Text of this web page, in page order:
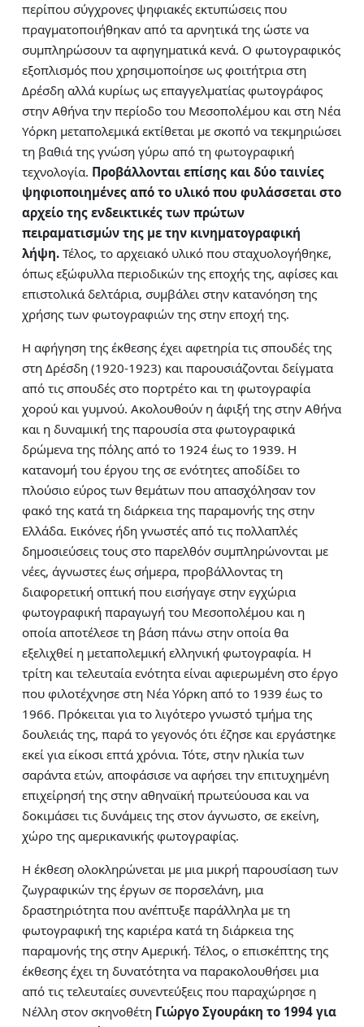
περίπου σύγχρονες ψηφιακές εκτυπώσεις που
πραγματοποιήθηκαν από τα αρνητικά της ώστε να
συμπληρώσουν τα αφηγηματικά κενά. Ο φωτογραφικός
εξοπλισμός που χρησιμοποίησε ως φοιτήτρια στη
Δρέσδη αλλά κυρίως ως επαγγελματίας φωτογράφος
στην Αθήνα την περίοδο του Μεσοπολέμου και στη Νέα
Υόρκη μεταπολεμικά εκτίθεται με σκοπό να τεκμηριώσει
τη βαθιά της γνώση γύρω από τη φωτογραφική
τεχνολογία. Προβάλλονται επίσης και δύο ταινίες
ψηφιοποιημένες από το υλικό που φυλάσσεται στο
αρχείο της ενδεικτικές των πρώτων
πειραματισμών της με την κινηματογραφική
λήψη. Τέλος, το αρχειακό υλικό που σταχυολογήθηκε,
όπως εξώφυλλα περιοδικών της εποχής της, αφίσες και
επιστολικά δελτάρια, συμβάλει στην κατανόηση της
χρήσης των φωτογραφιών της στην εποχή της.
Η αφήγηση της έκθεσης έχει αφετηρία τις σπουδές της
στη Δρέσδη (1920-1923) και παρουσιάζονται δείγματα
από τις σπουδές στο πορτρέτο και τη φωτογραφία
χορού και γυμνού. Ακολουθούν η άφιξή της στην Αθήνα
και η δυναμική της παρουσία στα φωτογραφικά
δρώμενα της πόλης από το 1924 έως το 1939. Η
κατανομή του έργου της σε ενότητες αποδίδει το
πλούσιο εύρος των θεμάτων που απασχόλησαν τον
φακό της κατά τη διάρκεια της παραμονής της στην
Ελλάδα. Εικόνες ήδη γνωστές από τις πολλαπλές
δημοσιεύσεις τους στο παρελθόν συμπληρώνονται με
νέες, άγνωστες έως σήμερα, προβάλλοντας τη
διαφορετική οπτική που εισήγαγε στην εγχώρια
φωτογραφική παραγωγή του Μεσοπολέμου και η
οποία αποτέλεσε τη βάση πάνω στην οποία θα
εξελιχθεί η μεταπολεμική ελληνική φωτογραφία. Η
τρίτη και τελευταία ενότητα είναι αφιερωμένη στο έργο
που φιλοτέχνησε στη Νέα Υόρκη από το 1939 έως το
1966. Πρόκειται για το λιγότερο γνωστό τμήμα της
δουλειάς της, παρά το γεγονός ότι έζησε και εργάστηκε
εκεί για είκοσι επτά χρόνια. Τότε, στην ηλικία των
σαράντα ετών, αποφάσισε να αφήσει την επιτυχημένη
επιχείρησή της στην αθηναϊκή πρωτεύουσα και να
δοκιμάσει τις δυνάμεις της στον άγνωστο, σε εκείνη,
χώρο της αμερικανικής φωτογραφίας.
Η έκθεση ολοκληρώνεται με μια μικρή παρουσίαση των
ζωγραφικών της έργων σε πορσελάνη, μια
δραστηριότητα που ανέπτυξε παράλληλα με τη
φωτογραφική της καριέρα κατά τη διάρκεια της
παραμονής της στην Αμερική. Τέλος, ο επισκέπτης της
έκθεσης έχει τη δυνατότητα να παρακολουθήσει μια
από τις τελευταίες συνεντεύξεις που παραχώρησε η
Νέλλη στον σκηνοθέτη Γιώργο Σγουράκη το 1994 για